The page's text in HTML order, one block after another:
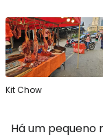
Kit Chow
Há um